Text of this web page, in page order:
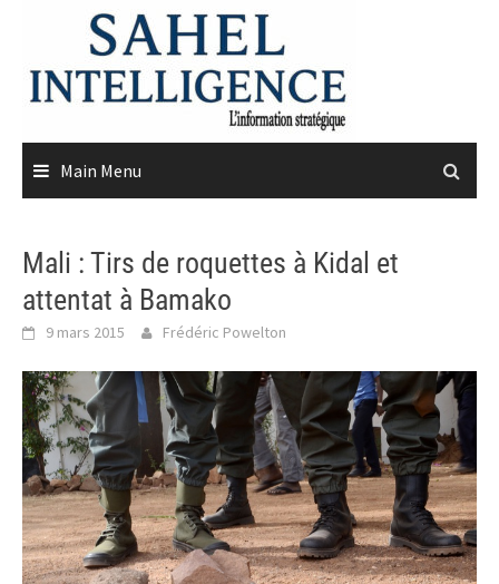
content
Main Menu
Mali : Tirs de roquettes à Kidal et
attentat à Bamako
9 mars 2015 Frédéric Powelton